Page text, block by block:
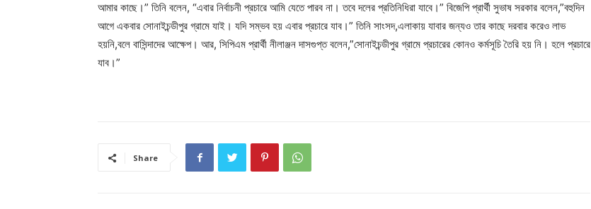
আমার কাছে।” তিনি বলেন, “এবার নির্বাচনী প্রচারে আমি যেতে পারব না। তবে দলের প্রতিনিধিরা যাবে।” বিজেপি প্রার্থী সুভাষ সরকার বলেন,”বহুদিন
আগে একবার সোনাইচন্ডীপুর গ্রামে যাই। যদি সম্ভব হয় এবার প্রচারে যাব।” তিনি সাংসদ,এলাকায় যাবার জন্যও তার কাছে দরবার করেও লাভ
হয়নি,বলে বাসিন্দাদের আক্ষেপ। আর, সিপিএম প্রার্থী নীলাঞ্জন দাসগুপ্ত বলেন,”সোনাইচন্ডীপুর গ্রামে প্রচারের কোনও কর্মসূচি তৈরি হয় নি। হলে প্রচারে
যাব।”
Share